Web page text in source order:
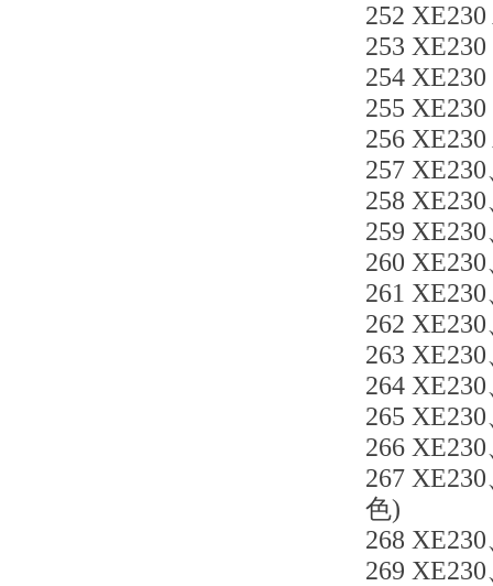
252
253
254
255
256
257
258
259
260
261
262
263
264
265
266
267
色)
268
269